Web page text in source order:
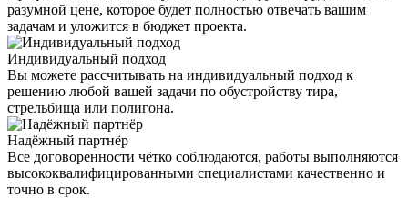
разумной цене, которое будет полностью отвечать вашим
задачам и уложится в бюджет проекта.
Индивидуальный подход
Вы можете рассчитывать на индивидуальный подход к
решению любой вашей задачи по обустройству тира,
стрельбища или полигона.
Надёжный партнёр
Все договоренности чётко соблюдаются, работы выполняются
высококвалифицированными специалистами качественно и
точно в срок.